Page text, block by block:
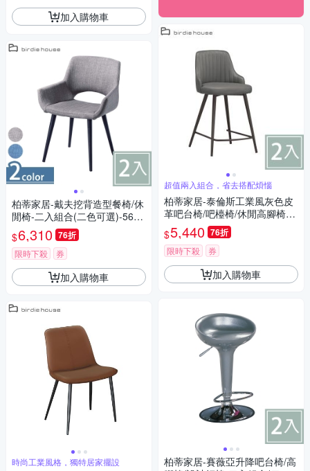
加入購物車
柏蒂家居-戴夫挖背造型餐椅/休
閒椅-二入組合(二色可選)-56x5
7x83cm
$6,310 76折
限時下殺 券
加入購物車
時尚工業風格，獨特居家擺設
超值兩入組合，省去搭配煩惱
柏蒂家居-泰倫斯工業風灰色皮
革吧台椅/吧檯椅/休閒高腳椅-
二入組合-47x50x88cm
$5,440 76折
限時下殺 券
加入購物車
柏蒂家居-賽薇亞升降吧台椅/高